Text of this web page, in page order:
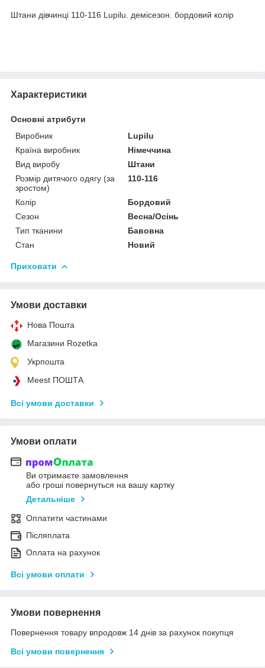
Штани дівчинці 110-116 Lupilu. демісезон. бордовий колір
Характеристики
Основні атрибути
Виробник
Lupilu
Країна виробник
Німеччина
Вид виробу
Штани
Розмір дитячого одягу (за
зростом)
110-116
Колір
Бордовий
Сезон
Весна/Осінь
Тип тканини
Бавовна
Стан
Новий
Приховати
Умови доставки
Нова Пошта
Магазини Rozetka
Укрпошта
Meest ПОШТА
Всі умови доставки
Умови оплати
Ви отримаєте замовлення
або гроші повернуться на вашу картку
Детальніше
Оплатити частинами
Післяплата
Оплата на рахунок
Всі умови оплати
Умови повернення
Повернення товару впродовж 14 днів за рахунок покупця
Всі умови повернення